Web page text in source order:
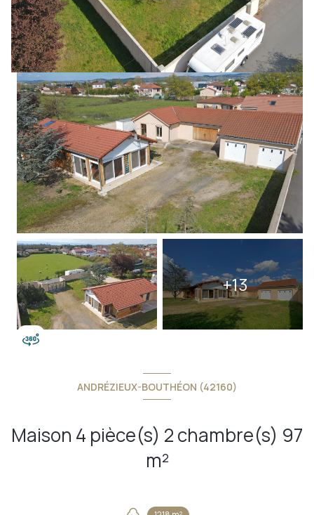
+13
ANDRÉZIEUX-BOUTHÉON (42160)
Maison 4 pièce(s) 2 chambre(s) 97
m²